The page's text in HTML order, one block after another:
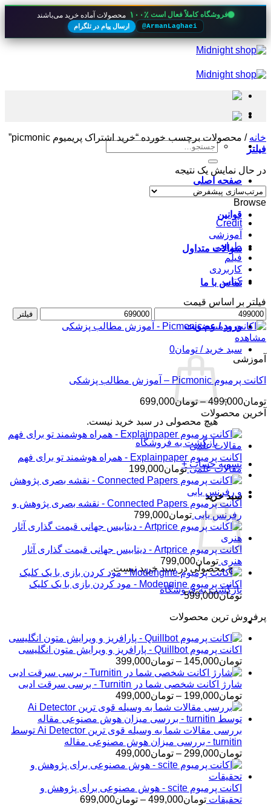
فروشگاه کاملاً فعال است ۱۰۰٪ محصولات آماده خرید می‌باشند
@ArmanLaghaei ارسال پیام در تلگرام
Skip
to
جستجو
صفحه اصلی
قوانین
سوالات متداول
تماس با ما
ورود / عضویت
سبد خرید / تومان0
هیچ محصولی در سبد خرید نیست.
بازگشت به فروشگاه
تسویه حساب +
سبد خرید
هیچ محصولی در سبد خرید نیست.
بازگشت به فروشگاه
خانه / محصولات برچسب خورده “خرید اشتراک پریمیوم picmonic”
فیلتر
در حال نمایش یک نتیجه
Browse
Credit
آموزشی
طراحی
فیلم
کاربردی
کتاب
فیلتر بر اساس قیمت
حداقل
قیمت
حداکثر
قیمت
فیلتر
مشاهده
آموزشی
اکانت پرمیوم Picmonic – آموزش مطالب پزشکی
تومان499,000
– تومان699,000محدوده
تومان499,000
تا
تومان699,000
آخرین محصولات
اکانت پرمیوم Explainpaper - همراه هوشمند تو برای فهم
مقالات علمی تومان199,000
اکانت پرمیوم Connected Papers - نقشه بصری پژوهش و
رفرنس یابی تومان799,000
اکانت پرمیوم Artprice - دیتابیس جهانی قیمت ‌گذاری آثار
هنری تومان799,000
اکانت پرمیوم Modengine - مود کردن بازی با یک کلیک
تومان599,000
پرفروش ترین محصولات
اکانت پرمیوم Quillbot - پارافریز و ویرایش متون انگلیسی
تومان145,000
– تومان399,000محدوده
قیمت:
تومان145,000
تا
تومان399,000
شارژ اکانت شخصی شما در Turnitin - برسی سرقت ادبی
تومان199,000
– تومان499,000محدوده
قیمت:
تومان199,000
تا
تومان499,000
بررسی مقالات شما به وسیله قوی ترین Ai Detector توسط
turnitin - بررسی میزان هوش مصنوعی مقاله
تومان299,000
– تومان499,000محدوده
قیمت:
تا
تومان499,000
اکانت پرمیوم scite - هوش مصنوعی برای پژوهش و
تحقیقات تومان499,000
– تومان699,000محدوده